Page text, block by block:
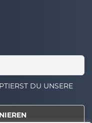
DU UNSERE